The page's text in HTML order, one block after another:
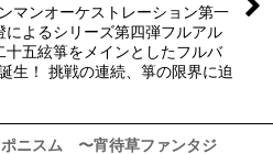
マンオーケストレーション第一
によるシリーズ第四弾フルアル
十五絃箏をメインとしたフルバ
生！ 挑戦の連続、箏の限界に迫
ポニスム 〜宵待草ファンタジ